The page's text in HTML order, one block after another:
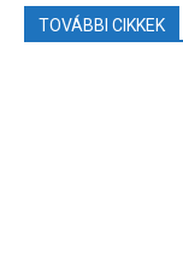
TOVÁBBI CIKKEK